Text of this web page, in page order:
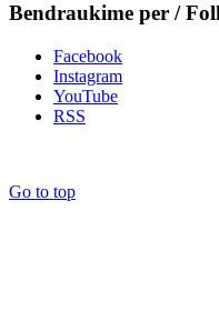
Bendraukime per /
Facebook
Instagram
YouTube
RSS
Go to top